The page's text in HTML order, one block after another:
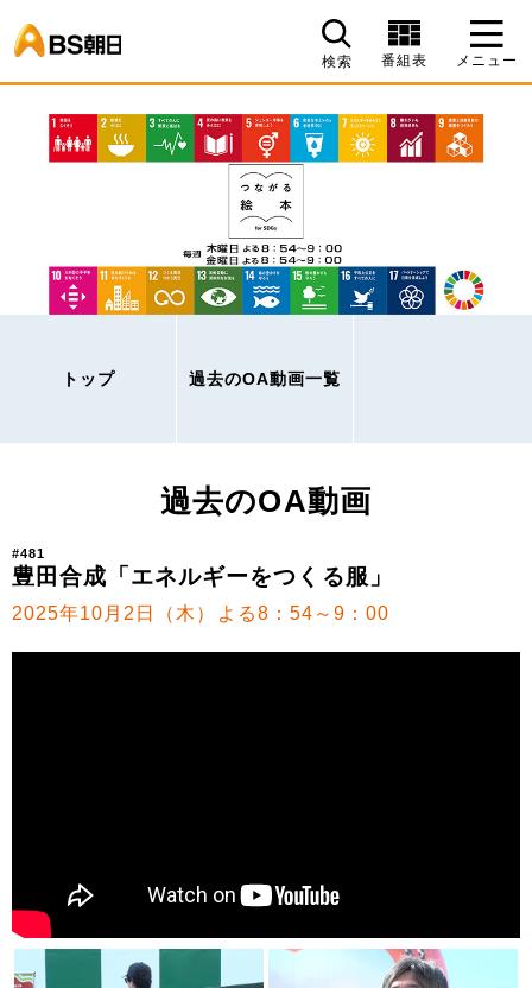
検索 番組表 メニュー
トップ 過去のOA動画一覧
過去のOA動画
#481
豊田合成「エネルギーをつくる服」
2025年10月2日（木）よる8：54～9：00